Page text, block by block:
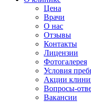
Цена
Врачи
О нас
Отзывы
Контакты
Лицензии
Фотогалерея
Условия
Акции
Вопросы-
Вакансии